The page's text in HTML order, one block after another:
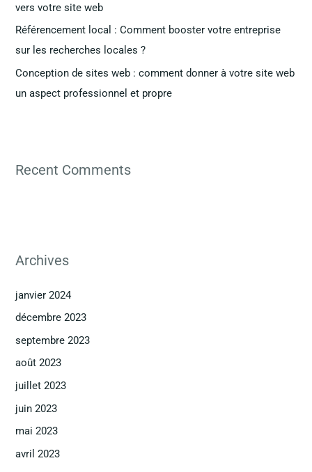
:
vers votre site web
Référencement local : Comment booster votre entreprise
sur les recherches locales ?
Conception de sites web : comment donner à votre site web
un aspect professionnel et propre
Recent Comments
Archives
janvier 2024
décembre 2023
septembre 2023
août 2023
juillet 2023
juin 2023
mai 2023
avril 2023